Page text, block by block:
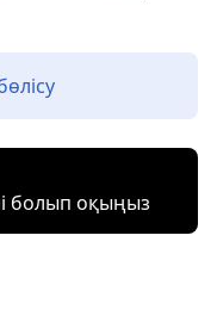
болып оқыңыз